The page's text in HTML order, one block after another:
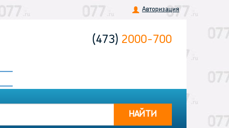
Авторизация
(473) 2000-700
НАЙТИ